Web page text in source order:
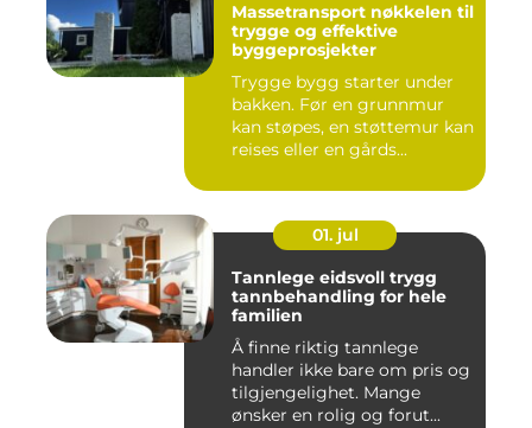
Massetransport nøkkelen til
trygge og effektive
byggeprosjekter
Trygge bygg starter under
bakken. Før en grunnmur
kan støpes, en støttemur kan
reises eller en gårds...
01. jul
Tannlege eidsvoll trygg
tannbehandling for hele
familien
Å finne riktig tannlege
handler ikke bare om pris og
tilgjengelighet. Mange
ønsker en rolig og forut...